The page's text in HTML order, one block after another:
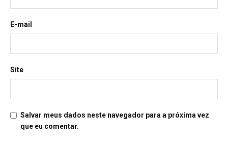
E-mail
Site
Salvar meus dados neste navegador para a próxima vez
que eu comentar.